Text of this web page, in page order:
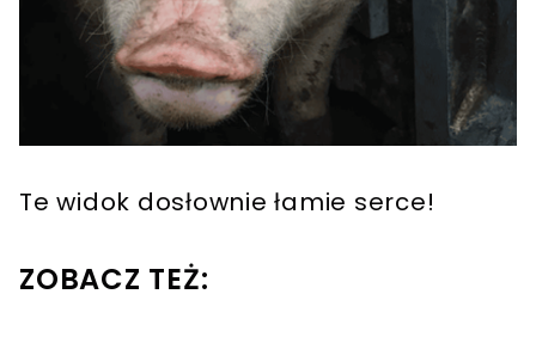
Te widok dosłownie łamie serce!
ZOBACZ TEŻ: